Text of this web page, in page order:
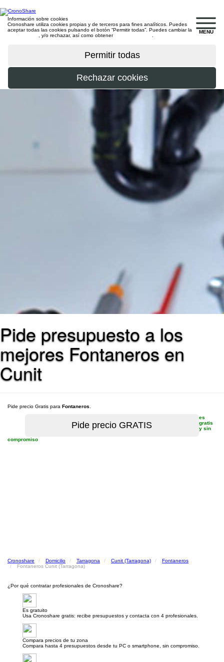
MENU
Información sobre cookies
Cronoshare utiliza cookies propias y de terceros para fines analíticos. Puedes
aceptar todas las cookies pulsando el botón “Permitir todas”. Puedes cambiar la
, y/o rechazar, así como obtener
Pide presupuesto a los
mejores Fontaneros en
Cunit
Pide precio Gratis para Fontaneros
es
gratis
y sin
compromiso
Cronoshare Domicilio Tarragona Cunit (Tarragona)
Fontaneros
Fontaneros Cunit (Tarragona)
¿Por qué contratar profesionales de Cronoshare?
Es gratuito
Usa Cronoshare gratis: recibe presupuestos y contacta con 4 profesionales.
Compara precios de tu zona
Compara hasta 4 presupuestos desde tu PC o smartphone, sin compromiso.